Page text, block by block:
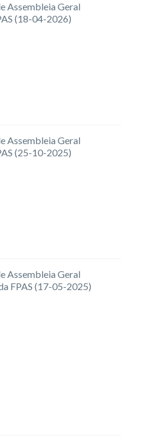
Assembleia Geral
(18-04-2026)
Assembleia Geral
(25-10-2025)
Assembleia Geral
FPAS (17-05-2025)